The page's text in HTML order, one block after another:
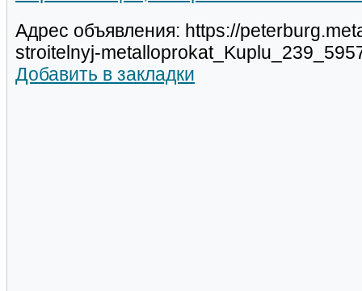
Адрес объявления: https://
stroitelnyj-
Добавить в закладки